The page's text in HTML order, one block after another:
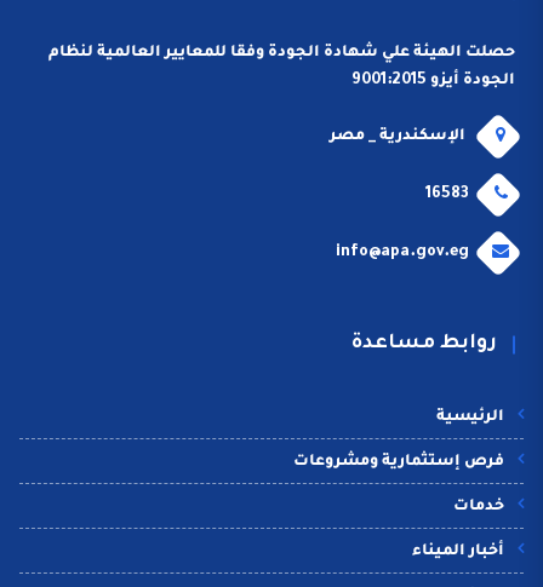
حصلت الهيئة علي شهادة الجودة وفقا للمعايير العالمية لنظام
الجودة أيزو 9001:2015
الإسكندرية _ مصر
16583
info@apa.gov.eg
روابط مساعدة
الرئيسية
فرص إستثمارية ومشروعات
خدمات
أخبار الميناء